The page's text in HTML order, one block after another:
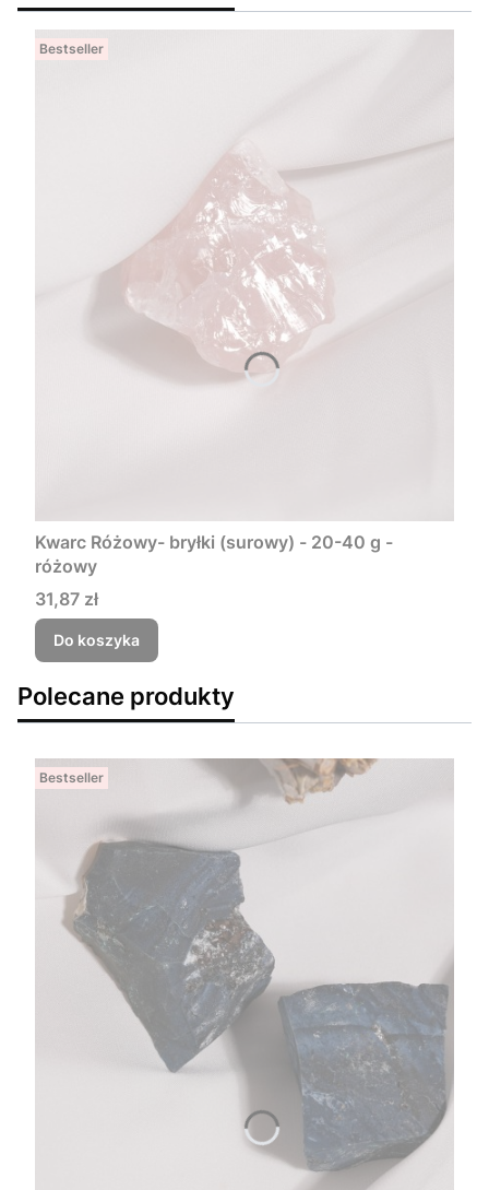
Bestseller
Kwarc Różowy- bryłki (surowy) - 20-40 g -
różowy
Cena
31,87 zł
Do koszyka
Polecane produkty
Bestseller